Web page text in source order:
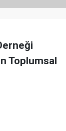
Toplumsal